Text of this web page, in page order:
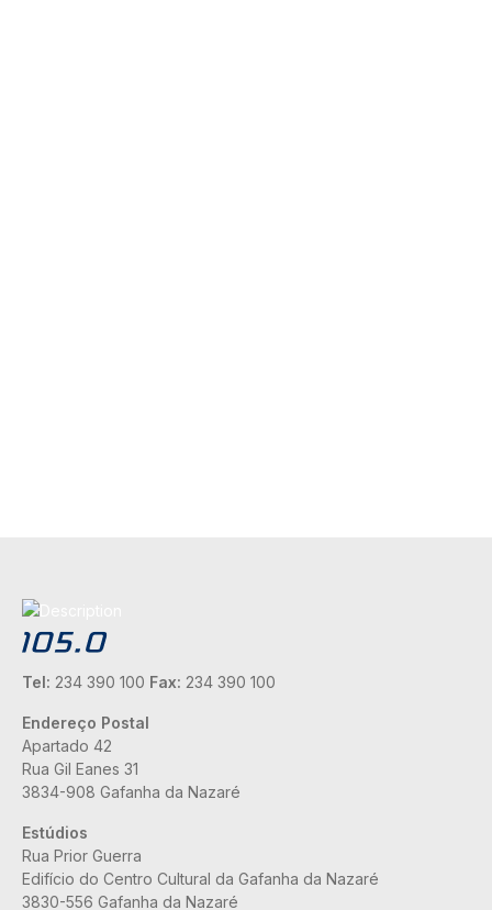
Tel: 234 390 100 Fax: 234 390 100
Endereço Postal
Apartado 42
Rua Gil Eanes 31
3834-908 Gafanha da Nazaré
Estúdios
Rua Prior Guerra
Edifício do Centro Cultural da Gafanha da Nazaré
3830-556 Gafanha da Nazaré